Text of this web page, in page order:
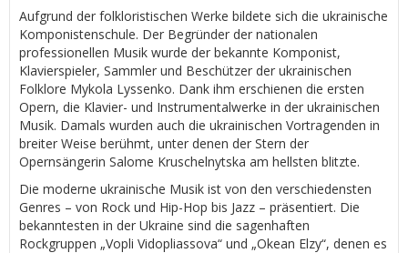
Aufgrund der folkloristischen Werke bildete sich die ukrainische
Komponistenschule. Der Begründer der nationalen
professionellen Musik wurde der bekannte Komponist,
Klavierspieler, Sammler und Beschützer der ukrainischen
Folklore Mykola Lyssenko. Dank ihm erschienen die ersten
Opern, die Klavier- und Instrumentalwerke in der ukrainischen
Musik. Damals wurden auch die ukrainischen Vortragenden in
breiter Weise berühmt, unter denen der Stern der
Opernsängerin Salome Kruschelnytska am hellsten blitzte.
Die moderne ukrainische Musik ist von den verschiedensten
Genres – von Rock und Hip-Hop bis Jazz – präsentiert. Die
bekanntesten in der Ukraine sind die sagenhaften
Rockgruppen „Vopli Vidopliassova“ und „Okean Elzy“, denen es